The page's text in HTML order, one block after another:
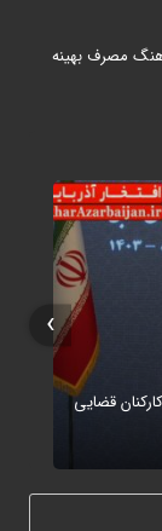
مصرف بهینه
قضایی
›